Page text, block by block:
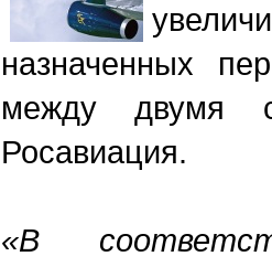
назначенных
между двумя
Росавиация.
«В